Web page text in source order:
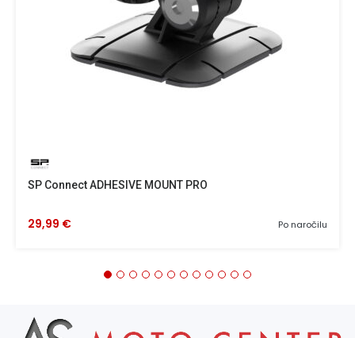
SP Connect ADHESIVE MOUNT PRO
Po naročilu
29,99 €